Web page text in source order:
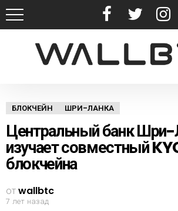
БЛОКЧЕЙН ШРИ-ЛАНКА
Центральный банк Шри-
изучает совместный
блокчейна
отwallbtc
7 лет назад